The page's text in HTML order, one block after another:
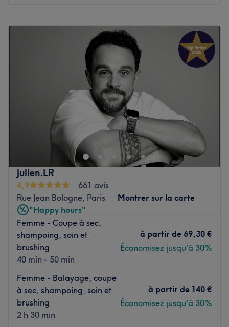
brushings et les coiffages.
La marque et produit utilisé : l’Oréal.
Le petit plus : Yu est spécialisé dans les cheveux
caucasiens et asiatiques uniquement.
Voir le salon
21:00
21:00
Fermé
Fermé
By Margaux B est un coiffeur barbier situé à Paris, dans le
15e arrondissement. C'est un lieu unique où l'expertise et
le professionnalisme se rencontrent pour offrir une
expérience de beauté incomparable.
Transports publics les plus proches :
À seulement cinq minutes à pied de la station du métro la
Motte-Picquet-Grenelle, Avenue Émile Zola, Commerce
(ligne 8 et 10) ainsi que Dupleix, Cambronne (ligne 6).
L'équipe :
Margaux, dévouée et professionnelle, prend soin de vous.
Elle est hautement qualifiée et s'engage à fournir un
service de haut niveau, assurant ainsi que chaque client
se sente choyé et satisfait.
Nos coups de cœur :
L’atmosphère : amicale et décontractée.
Julien.LR
4,9
661 avis
Rue Jean Bologne, Paris
Montrer sur la carte
"Happy hours"
Femme - Coupe à sec,
shampoing, soin et
brushing
40 min - 50 min
à partir de 69,30 €
Économisez jusqu'à 30%
Femme - Balayage, coupe
à sec, shampoing, soin et
brushing
2 h 30 min
à partir de 140 €
Économisez jusqu'à 30%